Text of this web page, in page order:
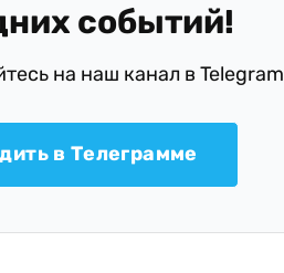
событий!
на наш канал в Telegram
в Телеграмме